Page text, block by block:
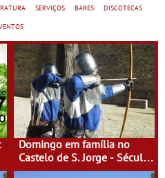
serviços bares
discotecas
Domingo em família no
Castelo de S. Jorge - Século
XI - Lisboa Fora do Condado